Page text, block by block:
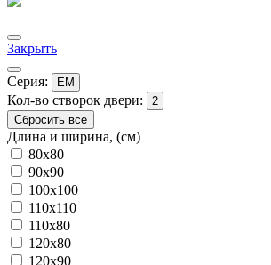
Закрыть
Серия: EM
Кол-во створок двери:
2
Сбросить все
Длина и ширина, (см)
80x80
90x90
100x100
110x110
110x80
120x80
120x90